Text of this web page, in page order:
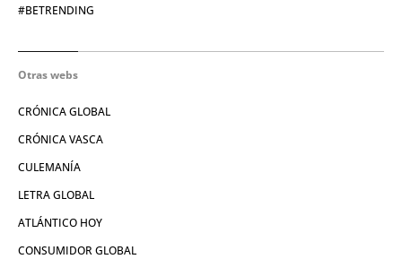
#BETRENDING
Otras webs
CRÓNICA GLOBAL
CRÓNICA VASCA
CULEMANÍA
LETRA GLOBAL
ATLÁNTICO HOY
CONSUMIDOR GLOBAL